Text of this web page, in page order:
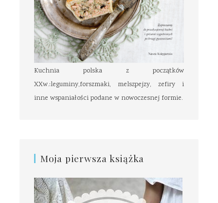
Kuchnia polska z początków
XXw.:leguminy,forszmaki, melszpejzy, zefiry i
inne wspaniałości podane w nowoczesnej formie.
Moja pierwsza książka